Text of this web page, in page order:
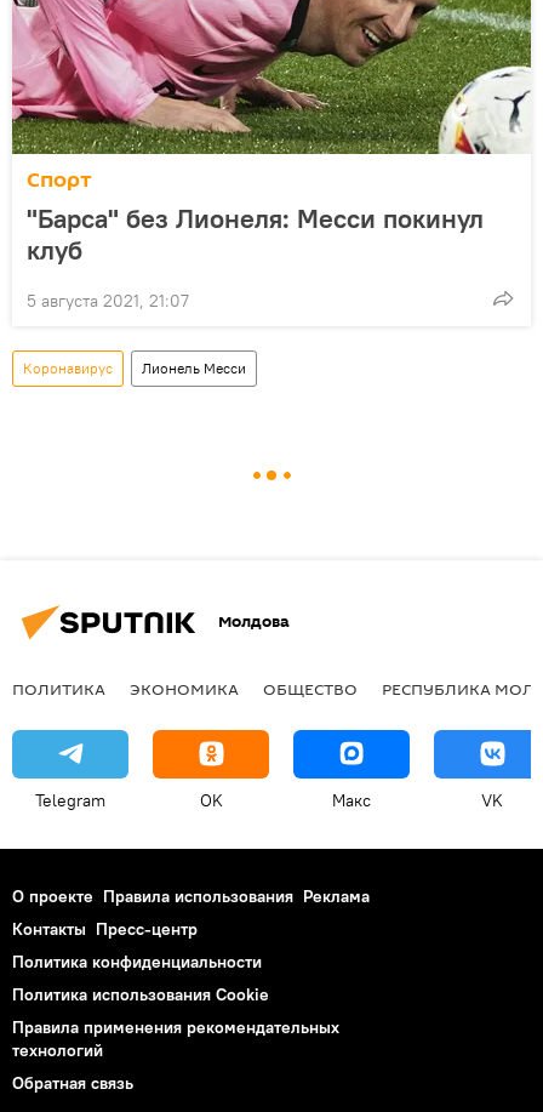
Спорт
"Барса" без Лионеля: Месси покинул
клуб
5 августа 2021, 21:07
Коронавирус Лионель Месси
Молдова
ПОЛИТИКА ЭКОНОМИКА ОБЩЕСТВО РЕСПУБЛИКА
Telegram OK Макс VK
О проекте Правила использования Реклама
Контакты Пресс-центр
Политика конфиденциальности
Политика использования Cookie
Правила применения рекомендательных
технологий
Обратная связь